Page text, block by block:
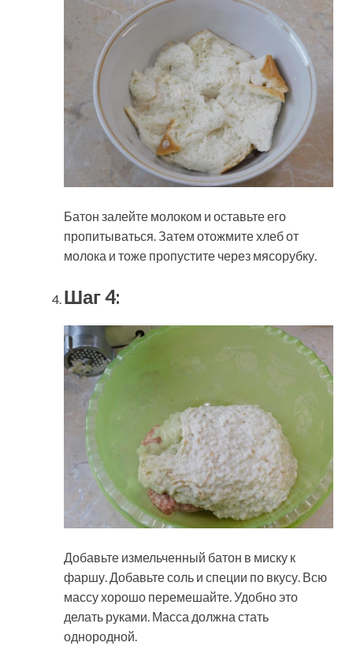
Батон залейте молоком и оставьте его
пропитываться. Затем отожмите хлеб от
молока и тоже пропустите через мясорубку.
Шаг 4:
Добавьте измельченный батон в миску к
фаршу. Добавьте соль и специи по вкусу. Всю
массу хорошо перемешайте. Удобно это
делать руками. Масса должна стать
однородной.